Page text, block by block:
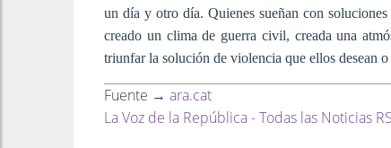
un día y otro día. Quienes sueñan con
creado un clima de guerra civil, creada una
triunfar la solución de violencia que ellos
Fuente → ara.cat
La Voz de la República - Todas las Noticias